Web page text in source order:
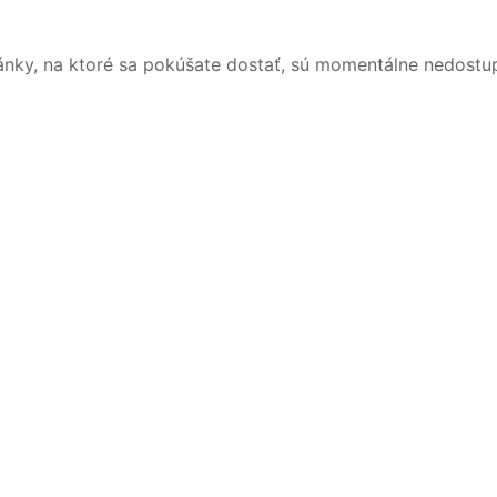
na ktoré sa pokúšate dostať, sú momentálne